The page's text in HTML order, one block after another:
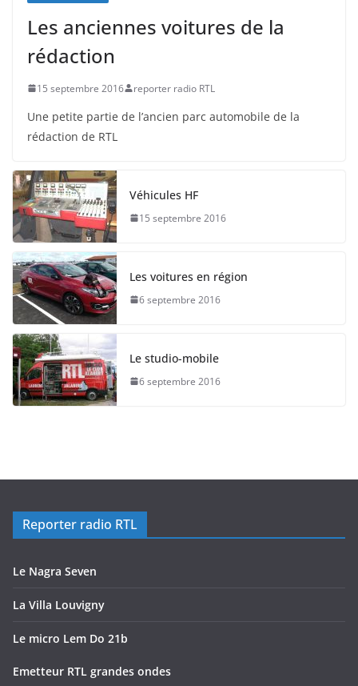
Les anciennes voitures de la
rédaction
15 septembre 2016 reporter radio RTL
Une petite partie de l’ancien parc automobile de la
rédaction de RTL
Véhicules HF
15 septembre 2016
Les voitures en région
6 septembre 2016
Le studio-mobile
6 septembre 2016
Reporter radio RTL
Le Nagra Seven
La Villa Louvigny
Le micro Lem Do 21b
Emetteur RTL grandes ondes